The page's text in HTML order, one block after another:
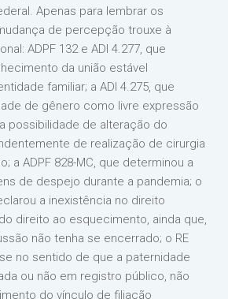
Apenas para lembrar os
de percepção trouxe à
ADPF 132 e ADI 4.277, que
da união estável
familiar; a ADI 4.275, que
de gênero como livre expressão
possibilidade de alteração do
de realização de cirurgia
a ADPF 828-MC, que determinou a
de despejo durante a pandemia; o
a inexistência no direito
direito ao esquecimento, ainda que,
não tenha se encerrado; o RE
no sentido de que a paternidade
ou não em registro público, não
do vínculo de filiação